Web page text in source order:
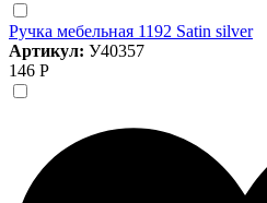
Ручка мебельная 1192 Satin silver
Артикул: У40357
146 Р